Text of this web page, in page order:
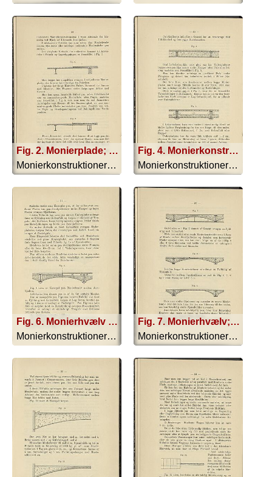
Fig. 2. Monierplade; Fig. 3. Monierplade
Monierkonstruktionerne - 1893
Fig. 4. Monierkonstruktion; Fig. 5. Monierkonstruktion
Monierkonstruktionerne - 1893
Fig. 6. Monierhvælv mellem Jernbjælker
Monierkonstruktionerne - 1893
Fig. 7. Monierhvælv; Fig. 8. Monerhvælv; Fig. 9. Monierhvælv
Monierkonstruktionerne - 1893